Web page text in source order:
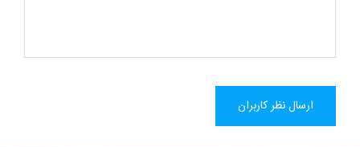
ارسال نظر کاربران